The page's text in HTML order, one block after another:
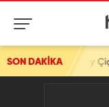
SON DAKİKA
tutuklandı!